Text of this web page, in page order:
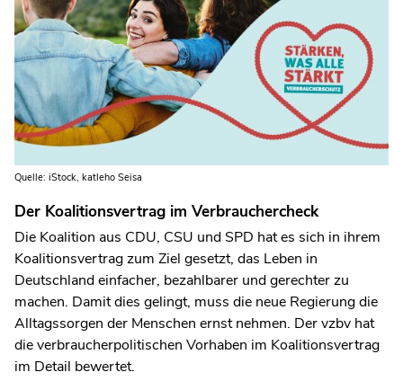
Quelle: iStock, katleho Seisa
Der Koalitionsvertrag im Verbrauchercheck
Die Koalition aus CDU, CSU und SPD hat es sich in ihrem
Koalitionsvertrag zum Ziel gesetzt, das Leben in
Deutschland einfacher, bezahlbarer und gerechter zu
machen. Damit dies gelingt, muss die neue Regierung die
Alltagssorgen der Menschen ernst nehmen. Der vzbv hat
die verbraucherpolitischen Vorhaben im Koalitionsvertrag
im Detail bewertet.